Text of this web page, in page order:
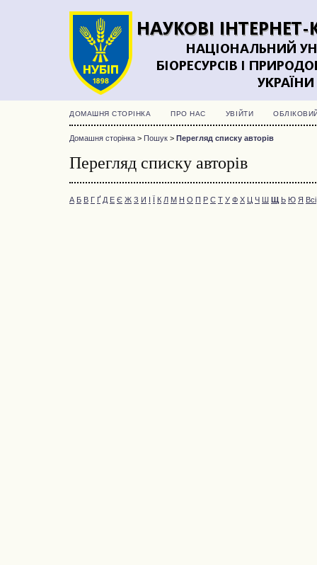
ДОМАШНЯ СТОРІНКА ПРО НАС УВІЙТИ
Домашня сторінка > Пошук > Перегляд списку авторів
Перегляд списку авторів
А Б В Г Ґ Д Е Є Ж З И І Ї К Л М Н О П Р С Т У Ф Х Ц Ч Ш Щ Ь Ю Я Всі